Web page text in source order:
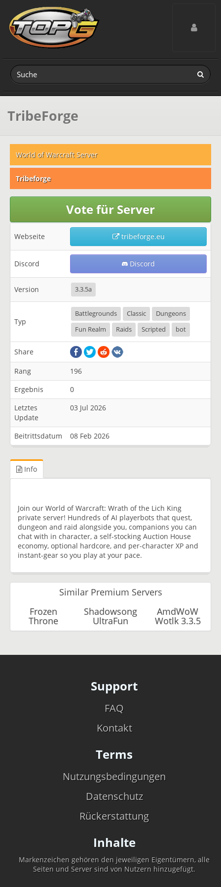
Toggle
TribeForge
World of Warcraft Server
Tribeforge
Vote für Server
Webseite tribeforge.eu
Discord Discord
Version 3.3.5a
Typ
Battlegrounds Classic
Dungeons
Fun Realm
Raids Scripted bot
Share
Rang
196
Ergebnis
0
Letztes
Update
03 Jul 2026
Beitrittsdatum 08 Feb 2026
Info
Join our World of Warcraft: Wrath of the Lich King
private server! Hundreds of AI playerbots that quest,
dungeon and raid alongside you, companions you can
chat with in character, a self-stocking Auction House
economy, optional hardcore, and per-character XP and
instant-gear so you play at your pace.
Similar Premium Servers
Frozen
Throne
Shadowsong
UltraFun
AmdWoW
Wotlk 3.3.5
Support
FAQ
Kontakt
Terms
Nutzungsbedingungen
Datenschutz
Rückerstattung
Inhalte
Markenzeichen gehören den jeweiligen Eigentümern, alle
Seiten und Server sind von Nutzern hinzugefügt.